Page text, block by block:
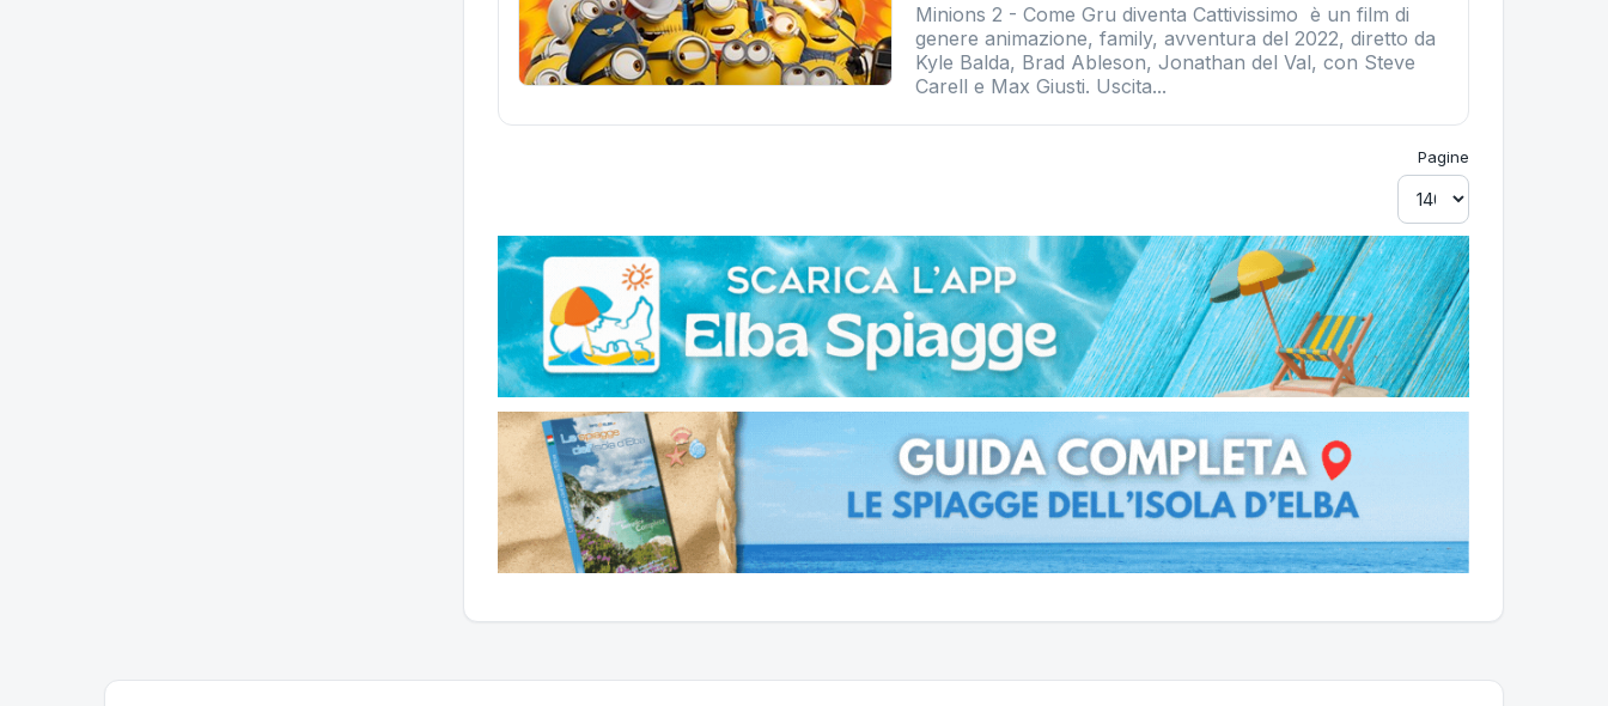
Minions 2 - Come Gru diventa Cattivissimo è un film di
genere animazione, family, avventura del 2022, diretto da
Kyle Balda, Brad Ableson, Jonathan del Val, con Steve
Carell e Max Giusti. Uscita...
Pagine